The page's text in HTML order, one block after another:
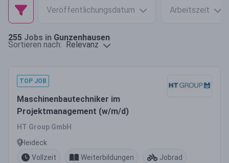
Veröffentlichungsdatum Arbeitszeit
255 Jobs in Gunzenhausen
Sortieren nach: Relevanz
TOP JOB
Maschinenbautechniker im
Projektmanagement (w/m/d)
HT Group GmbH
Heideck
Vollzeit
Weiterbildungen Jobrad